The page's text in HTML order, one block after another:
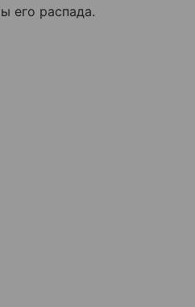
его распада.